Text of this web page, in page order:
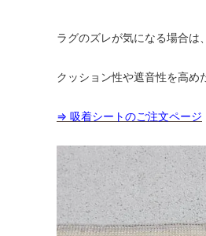
ラグのズレが気になる場合は
クッション性や遮音性を高め
⇒ 吸着シートのご注文ページ